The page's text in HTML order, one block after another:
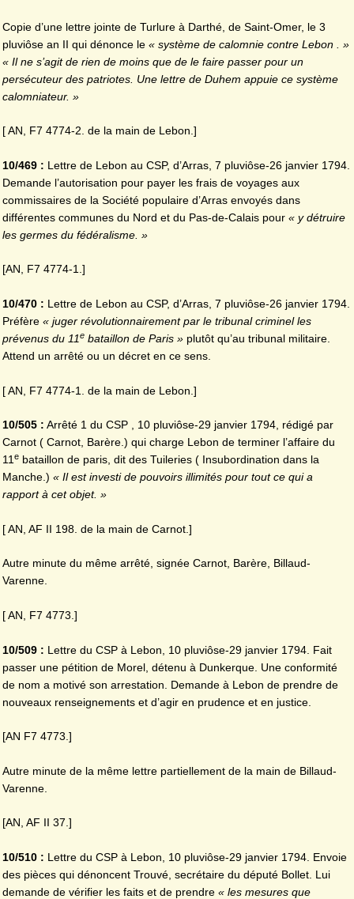
Copie d’une lettre jointe de Turlure à Darthé, de Saint-Omer, le 3
pluviôse an II qui dénonce le « système de calomnie contre Lebon . »
« Il ne s’agit de rien de moins que de le faire passer pour un
persécuteur des patriotes. Une lettre de Duhem appuie ce système
calomniateur. »
[ AN, F7 4774-2. de la main de Lebon.]
10/469 : Lettre de Lebon au CSP, d’Arras, 7 pluviôse-26 janvier 1794.
Demande l’autorisation pour payer les frais de voyages aux
commissaires de la Société populaire d’Arras envoyés dans
différentes communes du Nord et du Pas-de-Calais pour « y détruire
les germes du fédéralisme. »
[AN, F7 4774-1.]
10/470 : Lettre de Lebon au CSP, d’Arras, 7 pluviôse-26 janvier 1794.
Préfère « juger révolutionnairement par le tribunal criminel les
prévenus du 11e bataillon de Paris » plutôt qu’au tribunal militaire.
Attend un arrêté ou un décret en ce sens.
[ AN, F7 4774-1. de la main de Lebon.]
10/505 : Arrêté 1 du CSP , 10 pluviôse-29 janvier 1794, rédigé par
Carnot ( Carnot, Barère.) qui charge Lebon de terminer l’affaire du
11 e bataillon de paris, dit des Tuileries ( Insubordination dans la
Manche.) « Il est investi de pouvoirs illimités pour tout ce qui a
rapport à cet objet. »
[ AN, AF II 198. de la main de Carnot.]
Autre minute du même arrêté, signée Carnot, Barère, Billaud-
Varenne.
[ AN, F7 4773.]
10/509 : Lettre du CSP à Lebon, 10 pluviôse-29 janvier 1794. Fait
passer une pétition de Morel, détenu à Dunkerque. Une conformité
de nom a motivé son arrestation. Demande à Lebon de prendre de
nouveaux renseignements et d’agir en prudence et en justice.
[AN F7 4773.]
Autre minute de la même lettre partiellement de la main de Billaud-
Varenne.
[AN, AF II 37.]
10/510 : Lettre du CSP à Lebon, 10 pluviôse-29 janvier 1794. Envoie
des pièces qui dénoncent Trouvé, secrétaire du député Bollet. Lui
demande de vérifier les faits et de prendre « les mesures que